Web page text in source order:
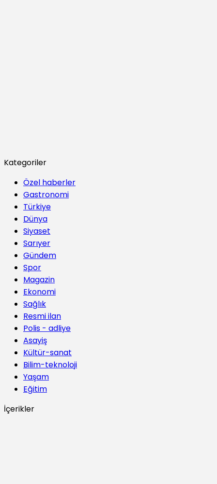
Kategoriler
Özel haberler
Gastronomi
Türkiye
Dünya
Siyaset
Sarıyer
Gündem
Spor
Magazin
Ekonomi
Sağlık
Resmi ilan
Polis - adliye
Asayiş
Kültür-sanat
Bilim-teknoloji
Yaşam
Eğitim
İçerikler